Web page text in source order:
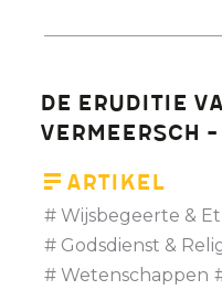
Johan
Afspraak
De eruditie
Vermeersch
Artikel
Wijsbegeerte &
Godsdienst &
Wetenschappen